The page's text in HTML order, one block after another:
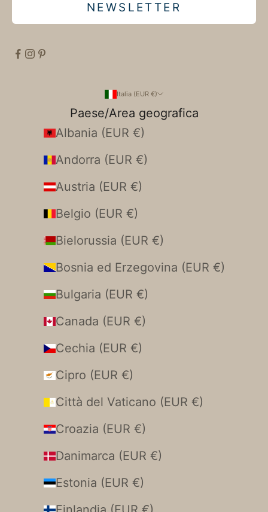
NEWSLETTER
Italia (EUR €)
Paese/Area geografica
Albania (EUR €)
Andorra (EUR €)
Austria (EUR €)
Belgio (EUR €)
Bielorussia (EUR €)
Bosnia ed Erzegovina (EUR €)
Bulgaria (EUR €)
Canada (EUR €)
Cechia (EUR €)
Cipro (EUR €)
Città del Vaticano (EUR €)
Croazia (EUR €)
Danimarca (EUR €)
Estonia (EUR €)